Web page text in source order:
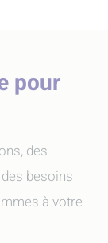
pour
des
besoins
à votre